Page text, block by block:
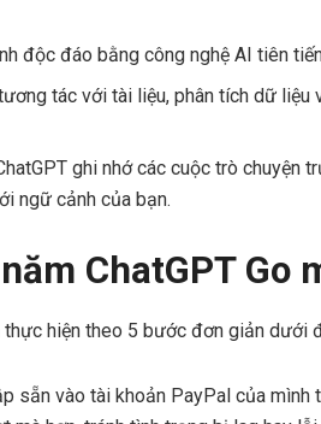
độc đáo bằng công nghệ AI tiên
tác với tài liệu, phân tích dữ liệu
ghi nhớ các cuộc trò chuyện
ngữ cảnh của bạn.
ChatGPT Go
hiện theo 5 bước đơn giản dưới
sẵn vào tài khoản PayPal của mình